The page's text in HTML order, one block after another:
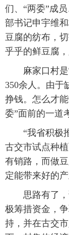
们、“两委”成
部书记申宇维
豆腐的纺布，
乎乎的鲜豆腐
麻家口村是
350余人。由于
挣钱。怎么才
委”面前的一道
“我省积极推
古交市试点种
有销路，而做
定能带来好的
思路有了，
极筹措资金，
持，并在古交